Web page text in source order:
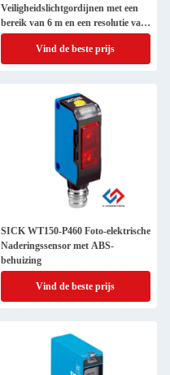
Veiligheidslichtgordijnen met een
bereik van 6 m en een resolutie van
30 mm
Vind de beste prijs
SICK WT150-P460 Foto-elektrische
Naderingssensor met ABS-
behuizing
Vind de beste prijs